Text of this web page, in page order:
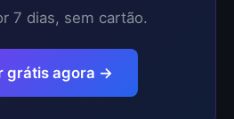
7 dias, sem cartão.
grátis agora →